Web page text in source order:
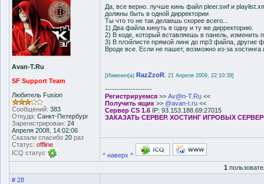
Avan-T.Ru
SF Support Team
Любитель Fusion
Сообщений: 383
Откуда: Санкт-Петербург
Зарегистрирован: 24
Апреля 2008, 14:02:06
Сказали спасибо 20 раз
Статус: offline
ICQ статус
Да, все верно. лучше кинь файл pleer.swf и
должны быть в одной дирректории
Ты что то не так делаешь скорее всего...
1) Два файла кинуть в одну и ту же дирректорию.
2) В коде, который вставляешь в панель, изменить
3) В плэйлисте прямой линк до mp3 файла, другие
Вроде все. Если не пашет, возможно из-за
[Изменил(а) RazZzoR, 21 Апреля 2009, 22:10:39]
--------------------
Регистрируемся >> Av@n-T.Ru <<
Получить ящик >> @avan-t.ru <<
Сервер CS 1.6 IP: 93.153.188.69:27015
ЗАКАЗАТЬ СЕРВЕР. ХОСТИНГ ИГРОВЫХ
^ наверх ^
1
# 28